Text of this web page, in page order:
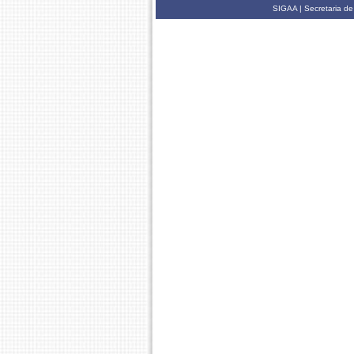
SIGAA | Secretaria